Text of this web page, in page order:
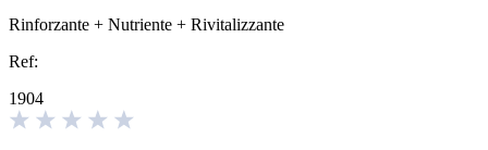
Rinforzante + Nutriente + Rivitalizzante
Ref:
1904